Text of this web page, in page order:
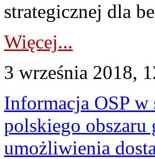
strategicznej dla
Więcej...
3 września 2018,
Informacja OSP
polskiego obszaru
umożliwienia